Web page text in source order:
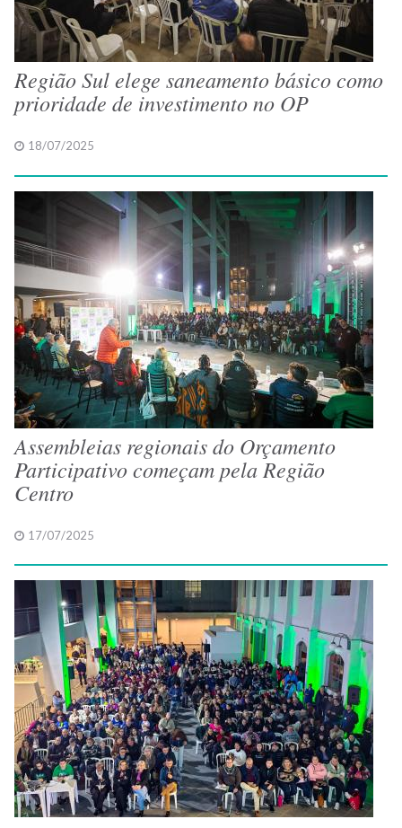
Região Sul elege saneamento básico como
prioridade de investimento no OP
18/07/2025
Assembleias regionais do Orçamento
Participativo começam pela Região
Centro
17/07/2025